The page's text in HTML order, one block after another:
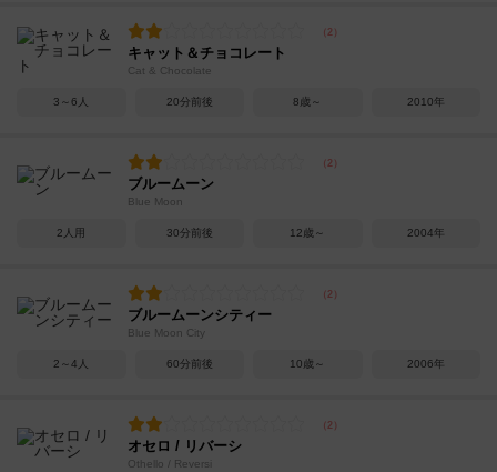
キャット＆チョコレート
Cat & Chocolate
3～6人 20分前後 8歳～ 2010年
ブルームーン
Blue Moon
2人用 30分前後 12歳～ 2004年
ブルームーンシティー
Blue Moon City
2～4人 60分前後 10歳～ 2006年
オセロ / リバーシ
Othello / Reversi